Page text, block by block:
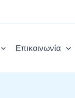
Επικοινωνία